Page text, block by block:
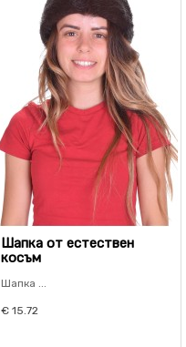
Шапка от естествен
косъм
Шапка ...
€ 15.72